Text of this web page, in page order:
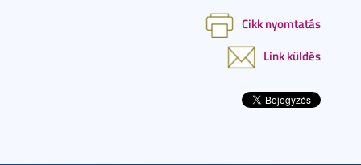
Cikk nyomtatás
Link küldés